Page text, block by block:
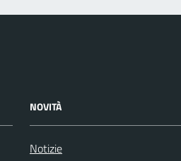
NOVITÀ
Notizie